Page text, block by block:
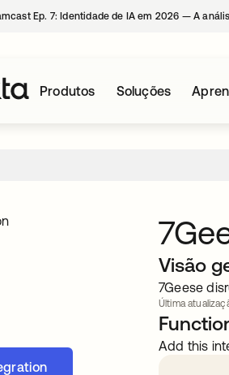
Ep. 7: Identidade de IA em 2026 — A
Produtos Soluções
Visão
7Geese
Última
Add this